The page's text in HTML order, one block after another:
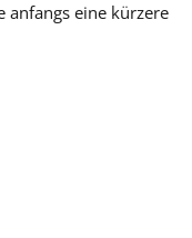
anfangs eine kürzere